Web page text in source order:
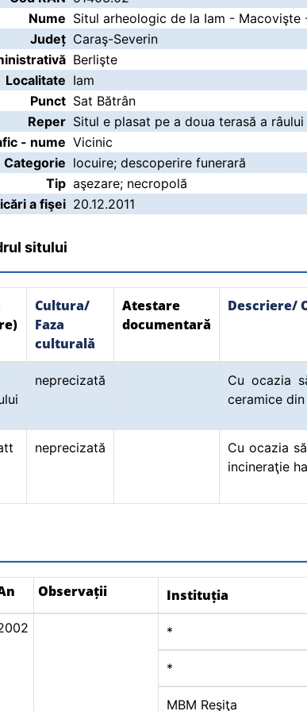
Nume Situl arheologic de la Iam - Macovişte
Județ Caraş-Severin
Berlişte
Localitate Iam
Punct Sat Bătrân
Reper Situl e plasat pe a doua terasă a
- nume Vicinic
Categorie locuire; descoperire funerară
Tip aşezare; necropolă
a fişei 20.12.2011
sitului
Cultura/
Faza
culturală
Atestare
documentară
Descriere/
neprecizată
Cu ocazia
ceramice
neprecizată
Cu ocazia
incineraţie
Observații Instituția
*
*
MBM Reşiţa